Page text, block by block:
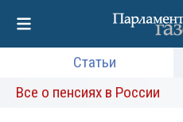
Статьи
Все о пенсиях в России